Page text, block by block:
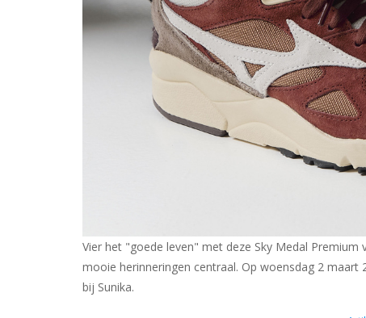
Vier het "goede leven" met deze Sky Medal
mooie herinneringen centraal. Op woensdag 2 maart
bij Sunika.